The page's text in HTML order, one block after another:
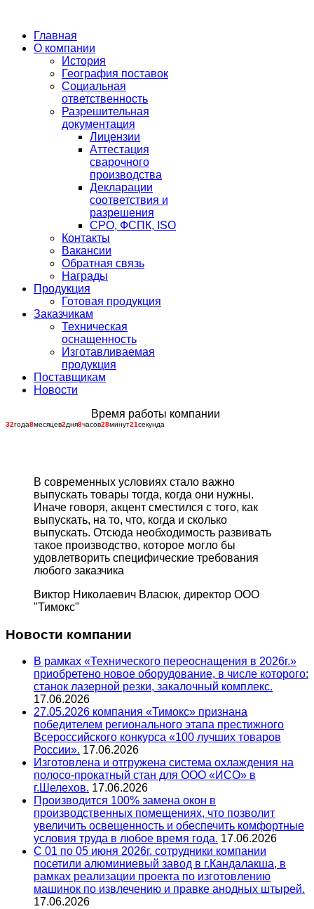
Главная
О компании
История
География поставок
Социальная
ответственность
Разрешительная
документация
Лицензии
Аттестация
сварочного
производства
Декларации
соответствия и
разрешения
СРО, ФСПК, ISO
Контакты
Вакансии
Обратная связь
Награды
Продукция
Готовая продукция
Заказчикам
Техническая
оснащенность
Изготавливаемая
продукция
Поставщикам
Новости
Время работы компании
32года8месяцев2дня8часов28минут21секунда
В современных условиях стало важно
выпускать товары тогда, когда они нужны.
Иначе говоря, акцент сместился с того, как
выпускать, на то, что, когда и сколько
выпускать. Отсюда необходимость развивать
такое производство, которое могло бы
удовлетворить специфические требования
любого заказчика
Виктор Николаевич Власюк, директор ООО
"Тимокс"
Новости компании
В рамках «Технического переоснащения в 2026г.»
приобретено новое оборудование, в числе которого:
станок лазерной резки, закалочный комплекс.
17.06.2026
27.05.2026 компания «Тимокс» признана
победителем регионального этапа престижного
Всероссийского конкурса «100 лучших товаров
России». 17.06.2026
Изготовлена и отгружена система охлаждения на
полосо-прокатный стан для ООО «ИСО» в
г.Шелехов. 17.06.2026
Производится 100% замена окон в
производственных помещениях, что позволит
увеличить освещенность и обеспечить комфортные
условия труда в любое время года. 17.06.2026
С 01 по 05 июня 2026г. сотрудники компании
посетили алюминиевый завод в г.Кандалакша, в
рамках реализации проекта по изготовлению
машинок по извлечению и правке анодных штырей.
17.06.2026